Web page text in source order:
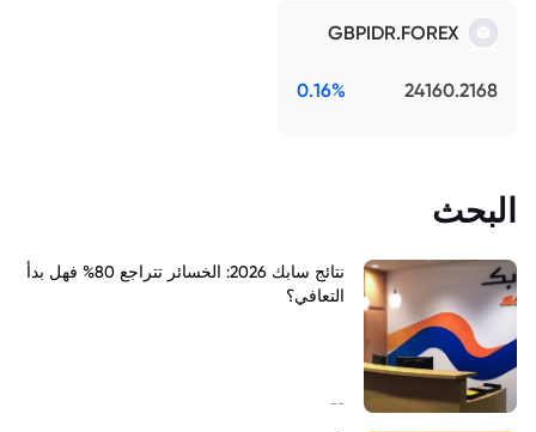
GBPIDR.FOREX
24160.2168
0.16%
البحث
نتائج سابك 2026: الخسائر تتراجع 80% فهل بدأ
التعافي؟
--